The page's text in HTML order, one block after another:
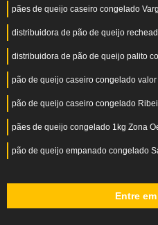
pães de queijo caseiro congelado
distribuidora de pão de queijo
distribuidora de pão de queijo palito
pão de queijo caseiro congelado
pão de queijo caseiro congelado
pães de queijo congelado 1kg Zona
pão de queijo empanado congelado
Entre